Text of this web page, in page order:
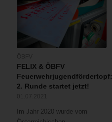
FELIX & ÖBFV
Feuerwehrjugendfördertopf:
2. Runde startet jetzt!
Im Jahr 2020 wurde vom